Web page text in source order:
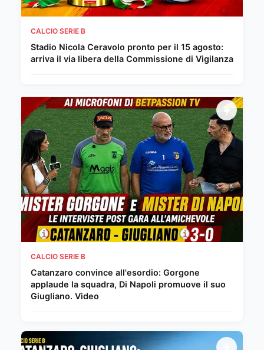
CALCIO SERIE B
Stadio Nicola Ceravolo pronto per il 15 agosto:
arriva il via libera della Commissione di Vigilanza
CALCIO SERIE B
Catanzaro convince all'esordio: Gorgone
applaude la squadra, Di Napoli promuove il suo
Giugliano. Video